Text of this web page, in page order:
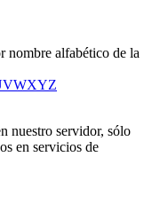
nombre alfabético de la
VWXYZ
nuestro servidor, sólo
en servicios de